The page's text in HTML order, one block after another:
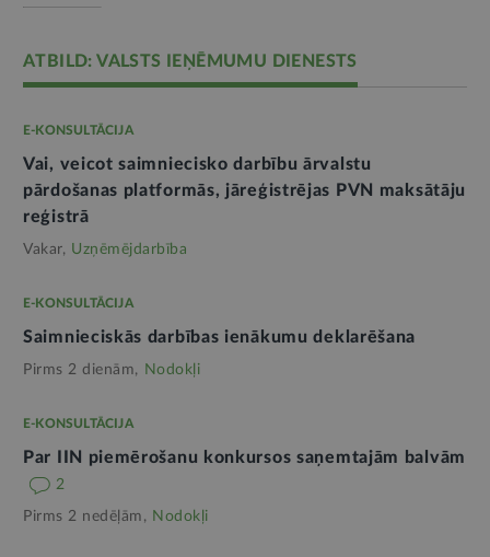
ATBILD: VALSTS IEŅĒMUMU DIENESTS
E-KONSULTĀCIJA
Vai, veicot saimniecisko darbību ārvalstu
pārdošanas platformās, jāreģistrējas PVN maksātāju
reģistrā
Vakar, Uzņēmējdarbība
E-KONSULTĀCIJA
Saimnieciskās darbības ienākumu deklarēšana
Pirms 2 dienām, Nodokļi
E-KONSULTĀCIJA
Par IIN piemērošanu konkursos saņemtajām balvām
2
Pirms 2 nedēļām, Nodokļi